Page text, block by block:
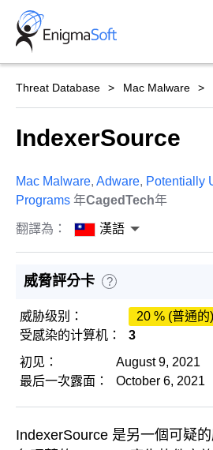
Skip
content
Threat Database Mac Malware
IndexerSource
Mac Malware, Adware, Potentially
Programs 年CagedTech年
翻譯為： 漢語
威脅評分卡 ?
威胁级别：
20 % (普通的)
受感染的计算机：
3
初见：
August 9, 2021
最后一次露面：
October 6, 2021
IndexerSource 是另一個可疑